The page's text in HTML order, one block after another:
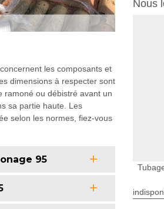
les composants et
dimensions à respecter sont
ramoné ou débistré avant un
sa partie haute. Les
selon les normes, fiez-vous
95
Nous